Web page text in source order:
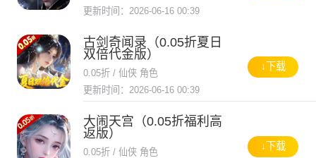
更新时间：2026-06-16 00:39
古剑奇闻录（0.05折夏日
双倍代金版）
0.05折 / 仙侠 角色
更新时间：2026-06-16 00:39
↓下载
大闹天宫（0.05折福利高
返版）
0.05折 / 仙侠 角色
↓下载